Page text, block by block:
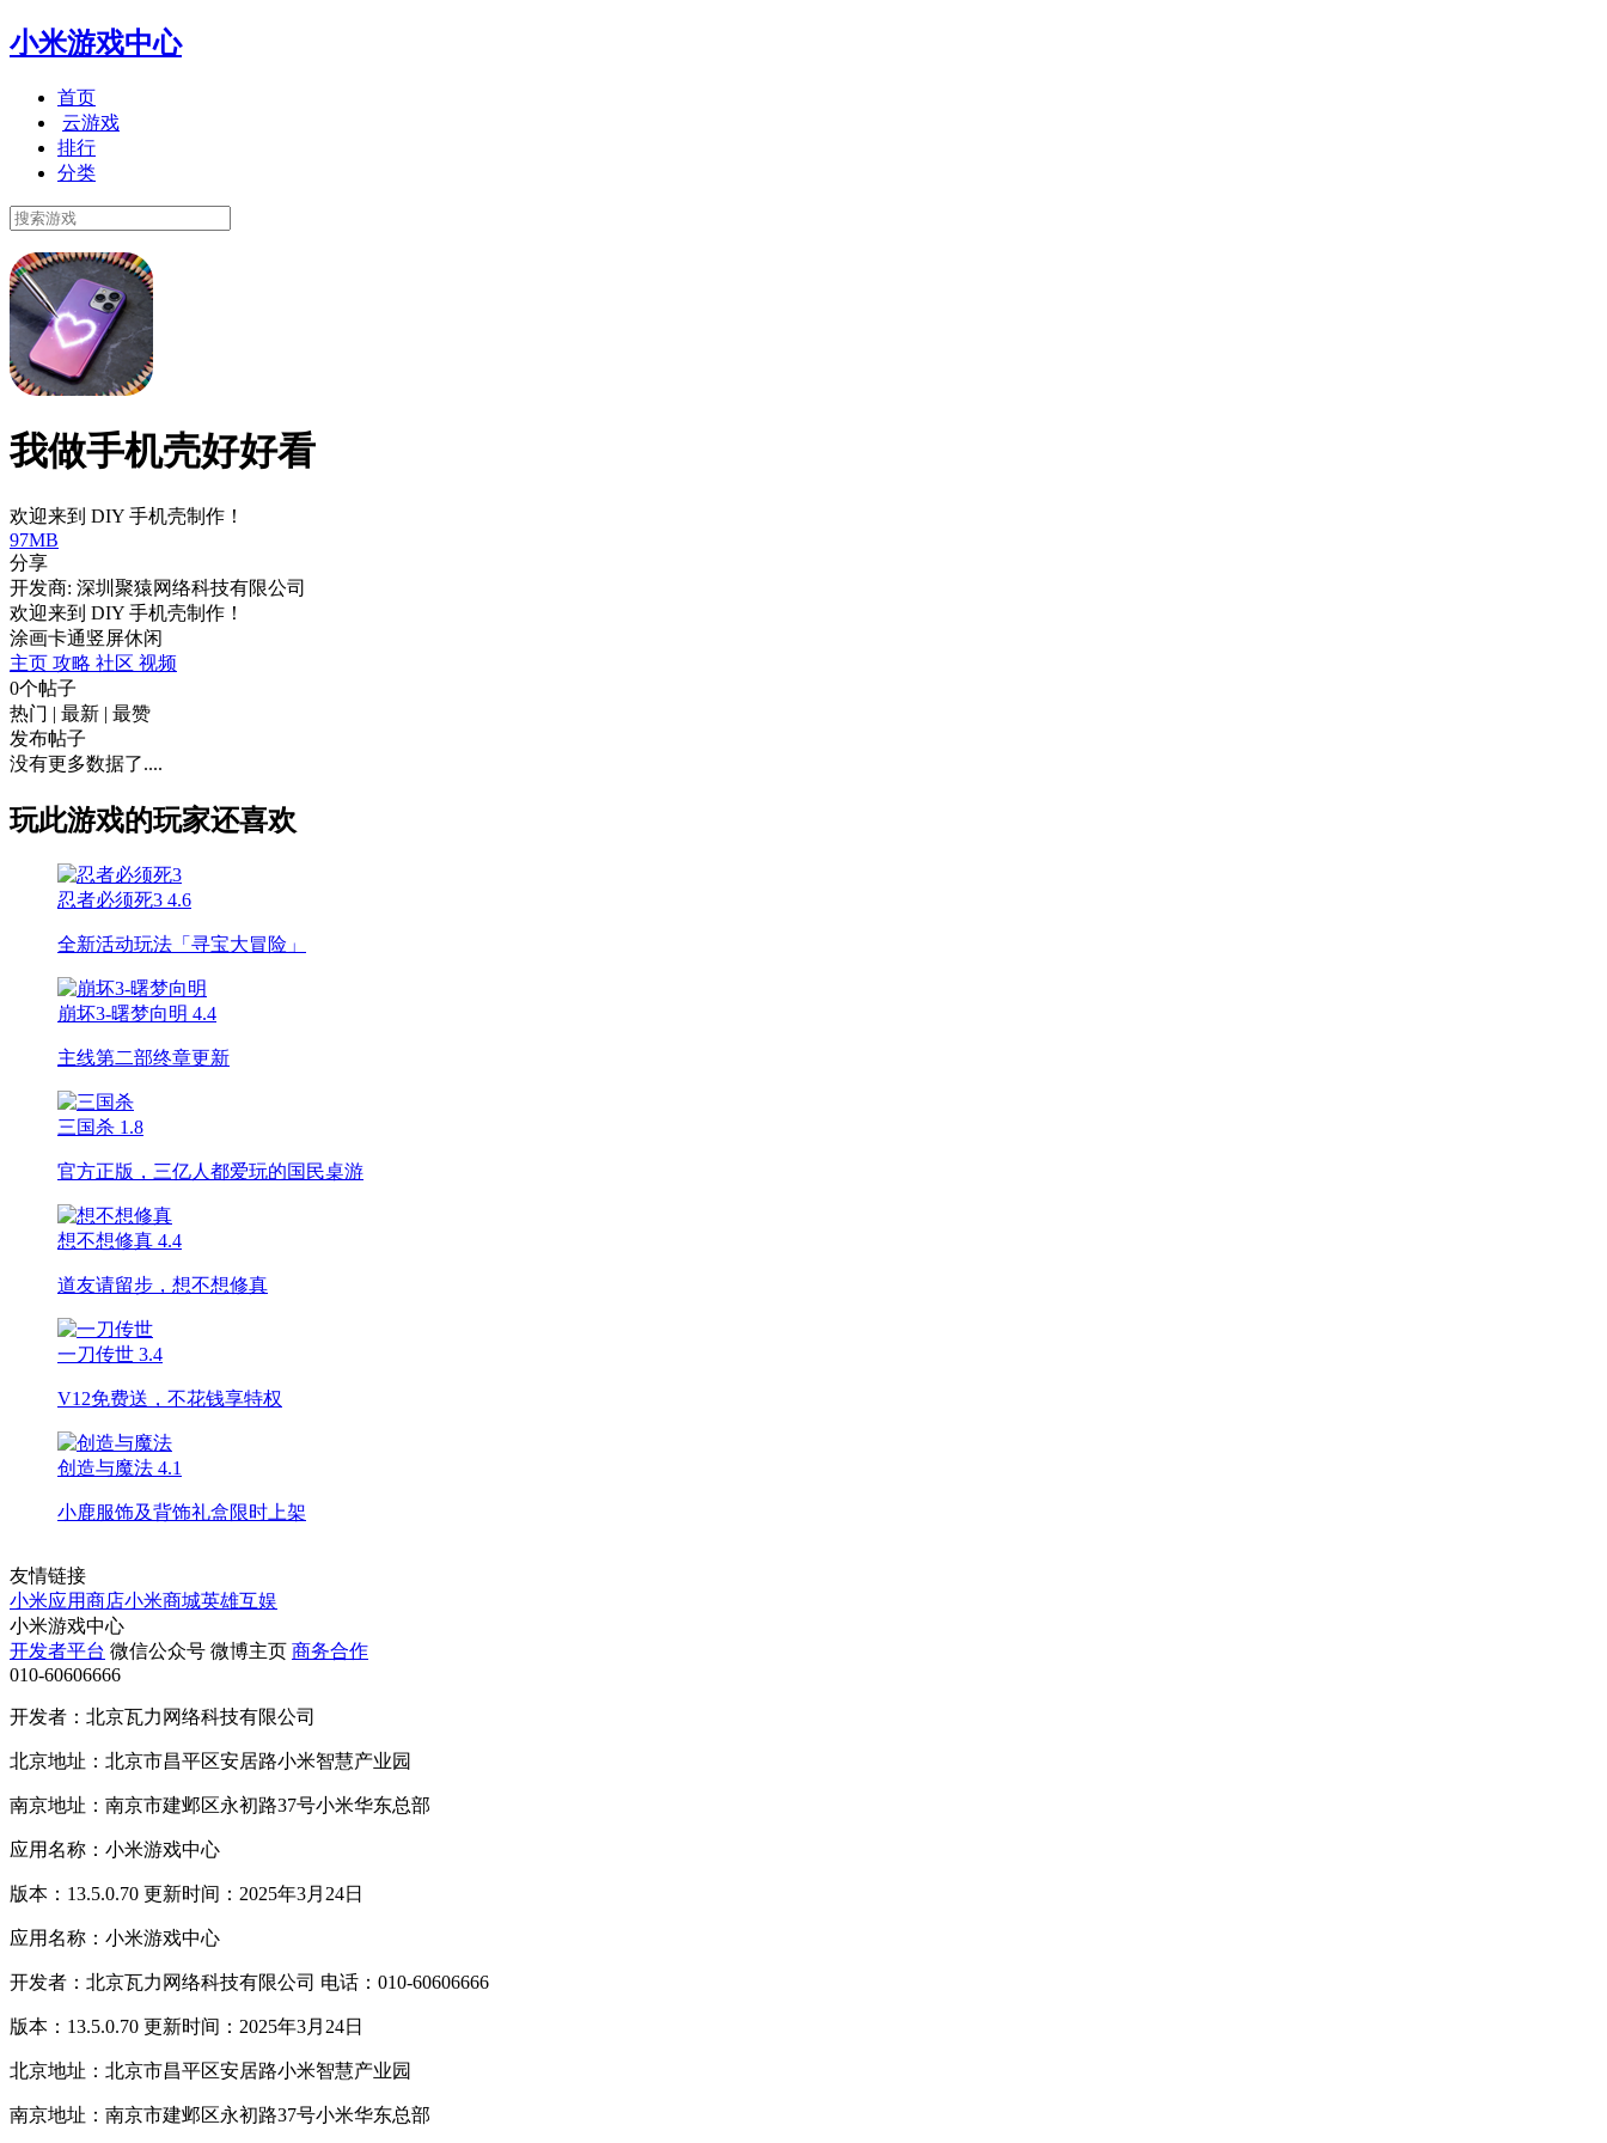
小米游戏中心
首页
云游戏
排行
分类
我做手机壳好好看
欢迎来到 DIY 手机壳制作！
97MB
分享
开发商: 深圳聚猿网络科技有限公司
欢迎来到 DIY 手机壳制作！
涂画卡通竖屏休闲
主页 攻略 社区 视频
0个帖子
热门 | 最新 | 最赞
发布帖子
没有更多数据了....
玩此游戏的玩家还喜欢
忍者必须死3 4.6
全新活动玩法「寻宝大冒险」
崩坏3-曙梦向明 4.4
主线第二部终章更新
三国杀 1.8
官方正版，三亿人都爱玩的国民桌游
想不想修真 4.4
道友请留步，想不想修真
一刀传世 3.4
V12免费送，不花钱享特权
创造与魔法 4.1
小鹿服饰及背饰礼盒限时上架
友情链接
小米应用商店小米商城英雄互娱
小米游戏中心
开发者平台 微信公众号 微博主页 商务合作
010-60606666
开发者：北京瓦力网络科技有限公司
北京地址：北京市昌平区安居路小米智慧产业园
南京地址：南京市建邺区永初路37号小米华东总部
应用名称：小米游戏中心
版本：13.5.0.70 更新时间：2025年3月24日
应用名称：小米游戏中心
开发者：北京瓦力网络科技有限公司 电话：010-60606666
版本：13.5.0.70 更新时间：2025年3月24日
北京地址：北京市昌平区安居路小米智慧产业园
南京地址：南京市建邺区永初路37号小米华东总部